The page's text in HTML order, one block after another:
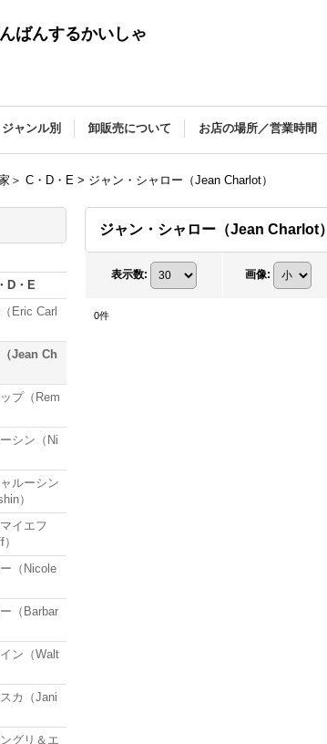
ばんするかいしゃ
ジャンル別 卸販売について お店の場所／営業時間
＞ C・D・E > ジャン・シャロー（Jean Charlot）
D・E
Eric Carl
Jean Ch
プ（Rem
シン（Ni
ルーシン
）
イエフ
（Nicole
（Barbar
ン（Walt
カ（Jani
グリ＆エ
ジャン・シャロー（Jean Charlot）
表示数: 画像:
0件